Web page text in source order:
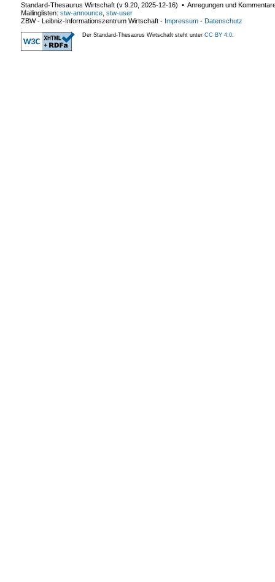
Standard-Thesaurus Wirtschaft (v 9.20 2025-12-16) ▪ Anregungen und
Mailinglisten: stw-announce stw-user
ZBW - Leibniz-Informationszentrum Wirtschaft - Impressum - Datenschutz
Der Standard-Thesaurus Wirtschaft steht unter CC BY 4.0